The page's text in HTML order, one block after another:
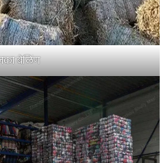
बेलिंग